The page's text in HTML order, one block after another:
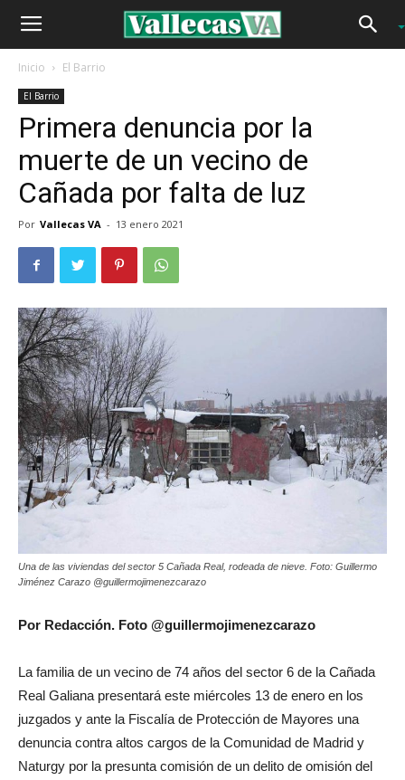
Inicio El Barrio
El Barrio
Primera denuncia por la
muerte de un vecino de
Cañada por falta de luz
Por Vallecas VA - 13 enero 2021
Una de las viviendas del sector 5 Cañada Real, rodeada de nieve. Foto: Guillermo
Jiménez Carazo @guillermojimenezcarazo
Por Redacción. Foto @guillermojimenezcarazo
La familia de un vecino de 74 años del sector 6 de la Cañada
Real Galiana presentará este miércoles 13 de enero en los
juzgados y ante la Fiscalía de Protección de Mayores una
denuncia contra altos cargos de la Comunidad de Madrid y
Naturgy por la presunta comisión de un delito de omisión del